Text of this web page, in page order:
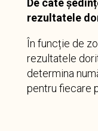
De câte
rezultatele
În funcție de
rezultatele
determina
pentru fiecare